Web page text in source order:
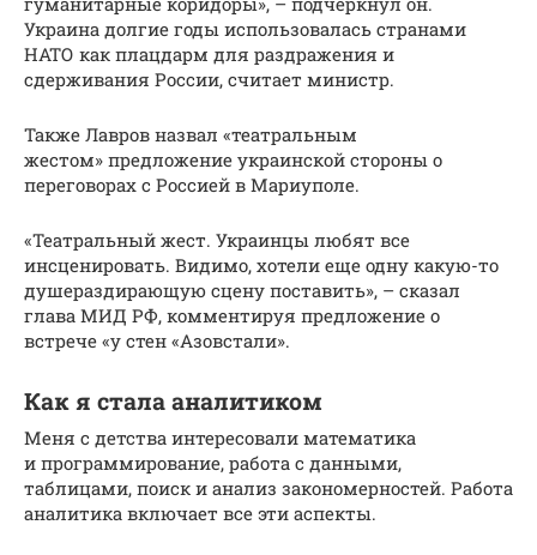
Украина долгие годы использовалась странами
НАТО как плацдарм для раздражения и
сдерживания России, считает министр.
Также Лавров назвал «театральным
жестом» предложение украинской стороны о
переговорах с Россией в Мариуполе.
«Театральный жест. Украинцы любят все
инсценировать. Видимо, хотели еще одну какую-то
душераздирающую сцену поставить», – сказал
глава МИД РФ, комментируя предложение о
встрече «у стен «Азовстали».
Как я стала аналитиком
Меня с детства интересовали математика
и программирование, работа с данными,
таблицами, поиск и анализ закономерностей. Работа
аналитика включает все эти аспекты.